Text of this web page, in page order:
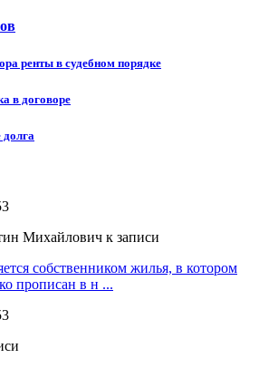
ренты в судебном порядке
в договоре
долга
Михайлович к записи
собственником жилья, в котором
прописан в н ...